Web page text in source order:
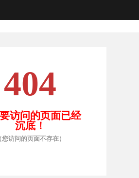
404
访问的页面已经
沉底！
您访问的页面不存在）